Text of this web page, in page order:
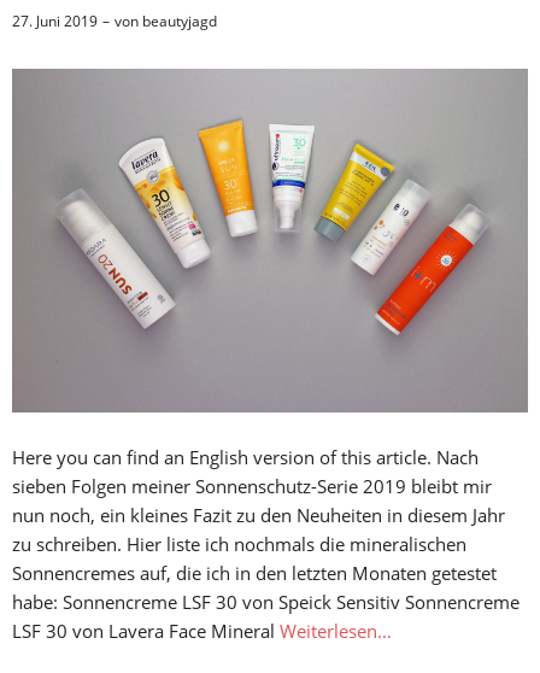
27. Juni 2019 von beautyjagd
Here you can find an English version of this article. Nach
sieben Folgen meiner Sonnenschutz-Serie 2019 bleibt mir
nun noch, ein kleines Fazit zu den Neuheiten in diesem Jahr
zu schreiben. Hier liste ich nochmals die mineralischen
Sonnencremes auf, die ich in den letzten Monaten getestet
habe: Sonnencreme LSF 30 von Speick Sensitiv Sonnencreme
LSF 30 von Lavera Face Mineral Weiterlesen…